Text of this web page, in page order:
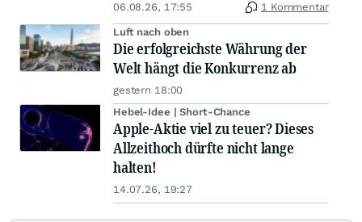
06.08.26, 17:55 1 Kommentar
Luft nach oben
Die erfolgreichste Währung der
Welt hängt die Konkurrenz ab
gestern 18:00
Hebel-Idee | Short-Chance
Apple-Aktie viel zu teuer? Dieses
Allzeithoch dürfte nicht lange
halten!
14.07.26, 19:27